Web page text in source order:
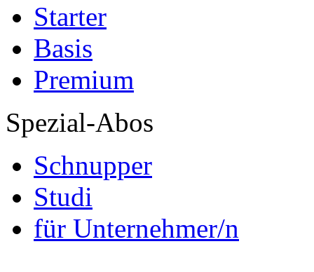
Starter
Basis
Premium
Spezial-Abos
Schnupper
Studi
für Unternehmer/n